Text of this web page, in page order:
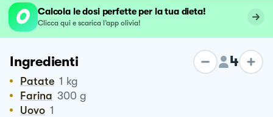
Calcola le dosi perfette per la tua dieta!
Clicca qui e scarica l’app olivia!
Ingredienti 4
Patate 1 kg
Farina 300 g
Uovo 1